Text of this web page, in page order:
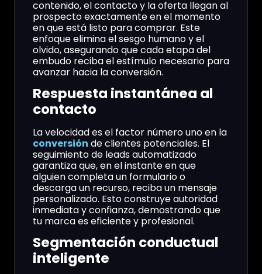
contenido, el contacto y la oferta llegan al
prospecto exactamente en el momento
en que está listo para comprar. Este
enfoque elimina el sesgo humano y el
olvido, asegurando que cada etapa del
embudo reciba el estímulo necesario para
avanzar hacia la conversión.
Respuesta instantánea al
contacto
La velocidad es el factor número uno en la
conversión de clientes potenciales. El
seguimiento de leads automatizado
garantiza que, en el instante en que
alguien completa un formulario o
descarga un recurso, reciba un mensaje
personalizado. Esto construye autoridad
inmediata y confianza, demostrando que
tu marca es eficiente y profesional.
Segmentación conductual
inteligente